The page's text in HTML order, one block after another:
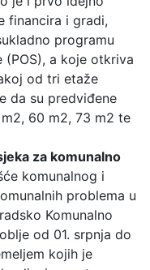
financira i gradi,
programu
a koje otkriva
od tri etaže
da su predviđene
60 m2, 73 m2 te
za komunalno
komunalnog i
problema u
Komunalno
od 01. srpnja do
kojih je